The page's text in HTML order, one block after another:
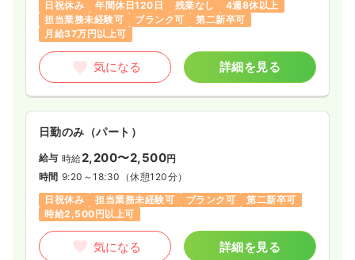
日祝休み 年間休日120日 残業なし
4週8休以上
担当業務未経験可
ブランク可
第二新卒可
月給37万円以上可
気になる 詳細を見る
日勤のみ（パート）
給与 時給2,200〜2,500円
時間 9:20～18:30 （休憩120分）
日祝休み
担当業務未経験可 ブランク可
第二新卒可
時給2,500円以上可
気になる 詳細を見る